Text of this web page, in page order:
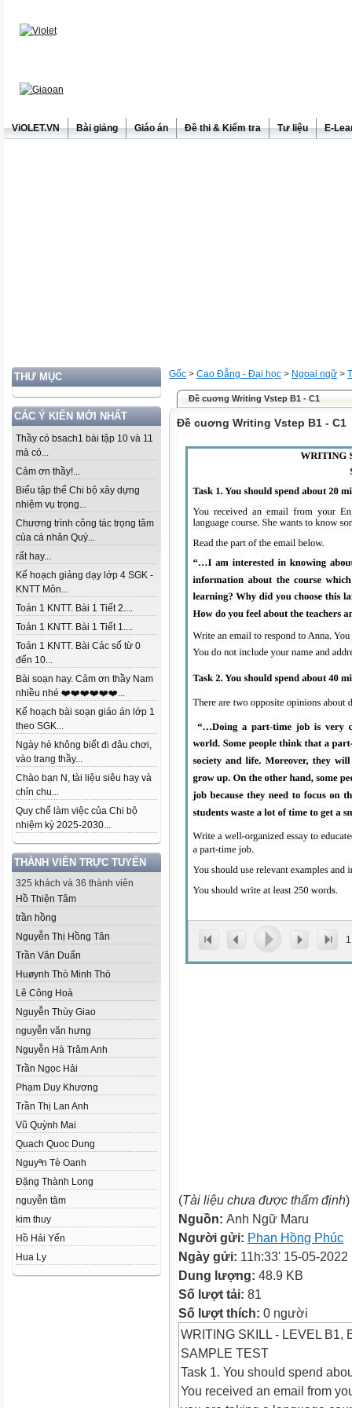
ViOLET.VN Bài giảng Giáo án Đề thi & Kiểm tra Tư liệu E-
THƯ MỤC
CÁC Ý KIẾN MỚI NHẤT
Thầy có bsach1 bài tập 10 và 11
mà có...
Cảm ơn thầy!...
Biểu tập thể Chi bộ xây dựng
nhiệm vụ trọng...
Chương trình công tác trọng tâm
của cá nhân Quý...
rất hay...
Kế hoạch giảng dạy lớp 4 SGK -
KNTT Môn...
Toán 1 KNTT. Bài 1 Tiết 2....
Toán 1 KNTT. Bài 1 Tiết 1....
Toán 1 KNTT. Bài Các số từ 0
đến 10...
Bài soạn hay. Cảm ơn thầy Nam
nhiều nhé ❤️❤️❤️❤️❤️❤️...
Kế hoạch bài soạn giáo án lớp 1
theo SGK...
Ngày hè không biết đi đâu chơi,
vào trang thầy...
Chào bạn N, tài liệu siêu hay và
chỉn chu...
Quy chế làm việc của Chi bộ
nhiệm kỳ 2025-2030...
THÀNH VIÊN TRỰC TUYẾN
325 khách và 36 thành viên
Hồ Thiện Tâm
trần hồng
Nguyễn Thị Hồng Tân
Trần Văn Duẩn
Huøynh Thò Minh Thö
Lê Công Hoà
Nguyễn Thùy Giao
nguyễn văn hưng
Nguyễn Hà Trâm Anh
Trần Ngọc Hải
Phạm Duy Khương
Trần Thị Lan Anh
Vũ Quỳnh Mai
Quach Quoc Dung
Nguyªn Tè Oanh
Đặng Thành Long
nguyễn tâm
kim thuy
Hồ Hải Yến
Hua Ly
Gốc > Cao Đẳng - Đại học > Ngoại ngữ >
Đề cuơng Writing Vstep B1 - C1
Đề cuơng Writing Vstep B1 - C1
1
(Tài liệu chưa được thẩm định)
Nguồn: Anh Ngữ Maru
Người gửi: Phan Hồng Phúc
Ngày gửi: 11h:33' 15-05-2022
Dung lượng: 48.9 KB
Số lượt tải: 81
Số lượt thích: 0 người
WRITING SKILL - LEVEL B1,
SAMPLE TEST
Task 1. You should spend
You received an email from